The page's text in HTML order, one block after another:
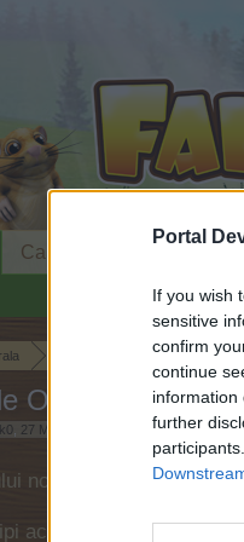
Portal
If you wish
sensitive
confirm
continue
information
further
Orlei II
k0 27 Mai 2026
nostru,
activ la discuțiile
Calendar